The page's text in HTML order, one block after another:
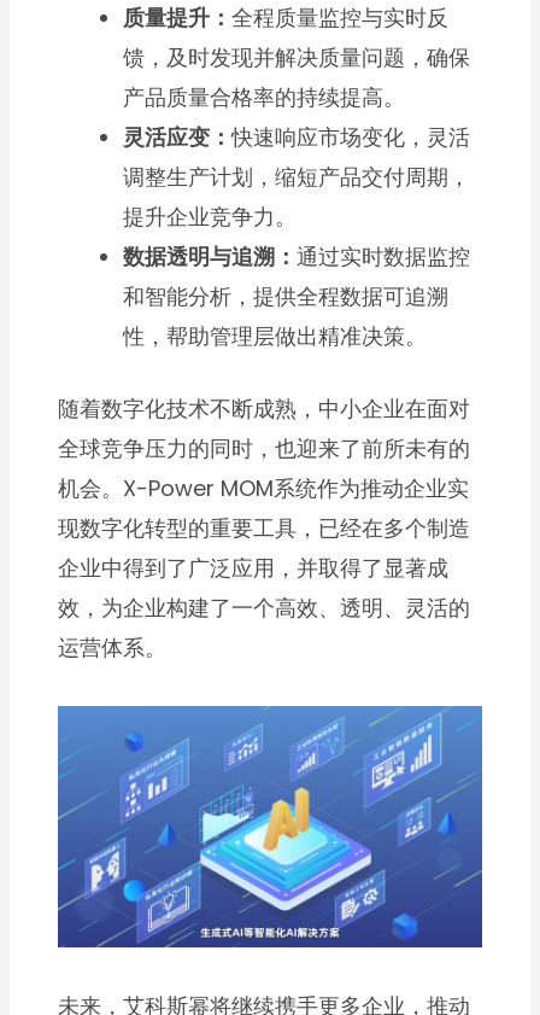
质量提升：全程质量监控与实时反
馈，及时发现并解决质量问题，确保
产品质量合格率的持续提高。
灵活应变：快速响应市场变化，灵活
调整生产计划，缩短产品交付周期，
提升企业竞争力。
数据透明与追溯：通过实时数据监控
和智能分析，提供全程数据可追溯
性，帮助管理层做出精准决策。
随着数字化技术不断成熟，中小企业在面对
全球竞争压力的同时，也迎来了前所未有的
机会。X-Power MOM系统作为推动企业实
现数字化转型的重要工具，已经在多个制造
企业中得到了广泛应用，并取得了显著成
效，为企业构建了一个高效、透明、灵活的
运营体系。
未来，艾科斯幂将继续携手更多企业，推动